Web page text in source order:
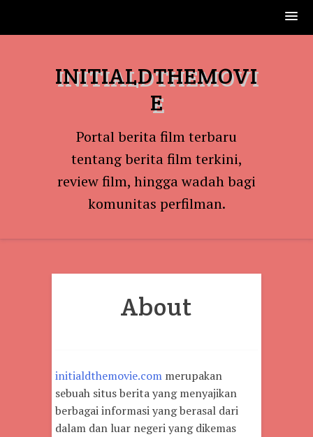
INITIALDTHEMOVI
E
Portal berita film terbaru
tentang berita film terkini,
review film, hingga wadah bagi
komunitas perfilman.
About
initialdthemovie.com merupakan
sebuah situs berita yang menyajikan
berbagai informasi yang berasal dari
dalam dan luar negeri yang dikemas